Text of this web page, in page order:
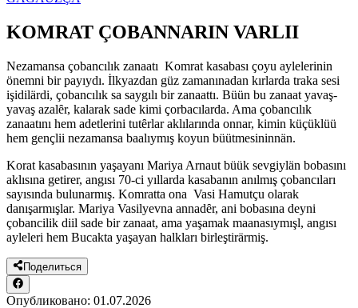
KOMRAT ÇOBANNARIN VARLII
Nezamansa çobancılık zanaatı Komrat kasabası çoyu aylelerinin
önemni bir payıydı. İlkyazdan güz zamanınadan kırlarda traka sesi
işidilärdi, çobancılık sa saygılı bir zanaattı. Büün bu zanaat yavaş-
yavaş azalȇr, kalarak sade kimi çorbacılarda. Ama çobancılık
zanaatını hem adetlerini tutȇrlar aklılarında onnar, kimin küçüklüü
hem gençlii nezamansa baalıymış koyun büütmesininnän.
Korat kasabasının yaşayanı Mariya Arnaut büük sevgiylän bobasını
aklısına getirer, angısı 70-ci yıllarda kasabanın anılmış çobancıları
sayısında bulunarmış. Komratta ona Vasi Hamutçu olarak
danışarmışlar. Mariya Vasilyevna annadȇr, ani bobasına deyni
çobancilik diil sade bir zanaat, ama yaşamak maanasıymışl, angısı
ayleleri hem Bucakta yaşayan halkları birleştirärmiş.
Поделиться
Опубликовано: 01.07.2026